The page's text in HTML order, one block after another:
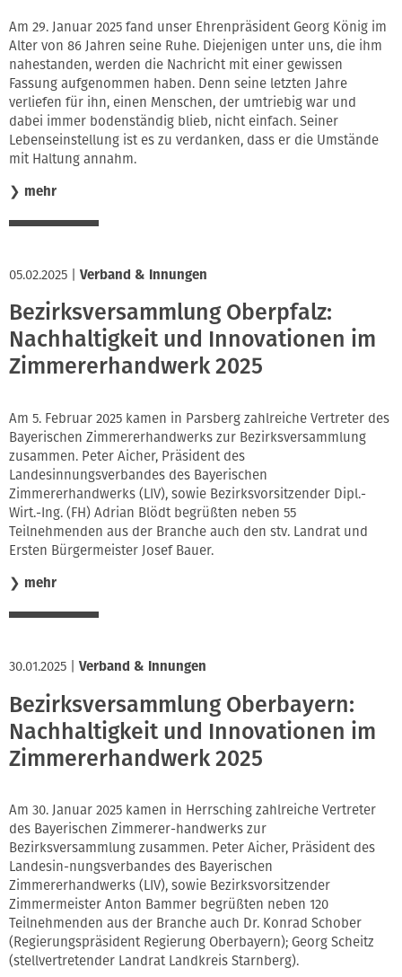
Am 29. Januar 2025 fand unser Ehrenpräsident Georg König im
Alter von 86 Jahren seine Ruhe. Diejenigen unter uns, die ihm
nahestanden, werden die Nachricht mit einer gewissen
Fassung aufgenommen haben. Denn seine letzten Jahre
verliefen für ihn, einen Menschen, der umtriebig war und
dabei immer bodenständig blieb, nicht einfach. Seiner
Lebenseinstellung ist es zu verdanken, dass er die Umstände
mit Haltung annahm.
❯ mehr
05.02.2025 Verband & Innungen
Bezirksversammlung Oberpfalz:
Nachhaltigkeit und Innovationen im
Zimmererhandwerk 2025
Am 5. Februar 2025 kamen in Parsberg zahlreiche Vertreter des
Bayerischen Zimmererhandwerks zur Bezirksversammlung
zusammen. Peter Aicher, Präsident des
Landesinnungsverbandes des Bayerischen
Zimmererhandwerks (LIV), sowie Bezirksvorsitzender Dipl.-
Wirt.-Ing. (FH) Adrian Blödt begrüßten neben 55
Teilnehmenden aus der Branche auch den stv. Landrat und
Ersten Bürgermeister Josef Bauer.
❯ mehr
30.01.2025 Verband & Innungen
Bezirksversammlung Oberbayern:
Nachhaltigkeit und Innovationen im
Zimmererhandwerk 2025
Am 30. Januar 2025 kamen in Herrsching zahlreiche Vertreter
des Bayerischen Zimmerer-handwerks zur
Bezirksversammlung zusammen. Peter Aicher, Präsident des
Landesin-nungsverbandes des Bayerischen
Zimmererhandwerks (LIV), sowie Bezirksvorsitzender
Zimmermeister Anton Bammer begrüßten neben 120
Teilnehmenden aus der Branche auch Dr. Konrad Schober
(Regierungspräsident Regierung Oberbayern); Georg Scheitz
(stellvertretender Landrat Landkreis Starnberg).